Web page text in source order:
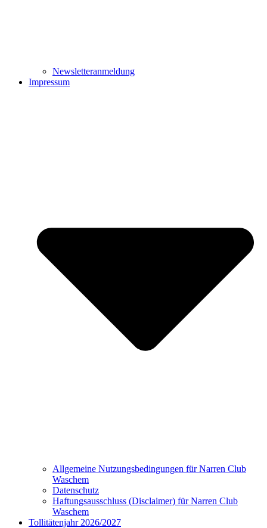
Newsletteranmeldung
Impressum
Allgemeine Nutzungsbedingungen für Narren Club
Waschem
Datenschutz
Haftungsausschluss (Disclaimer) für Narren Club
Waschem
Tollitätenjahr 2026/2027